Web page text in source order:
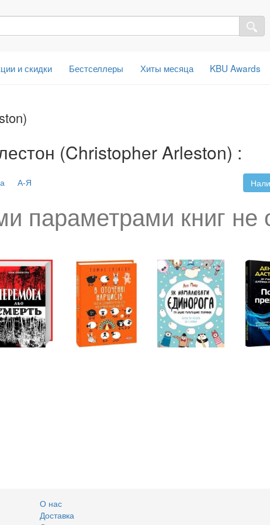
и скидки Бестселлеры Хиты месяца KBU Awards
(Christopher Arleston) :
А-Я
параметрами книг не
О нас
Доставка